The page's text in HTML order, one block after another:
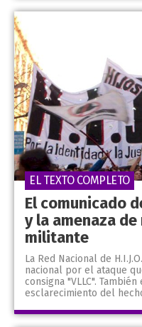
El comunicado
y la amenaza
militante
La Red Nacional de
nacional por el ataque
consigna "VLLC".
esclarecimiento del
EL TEXTO COMPLETO